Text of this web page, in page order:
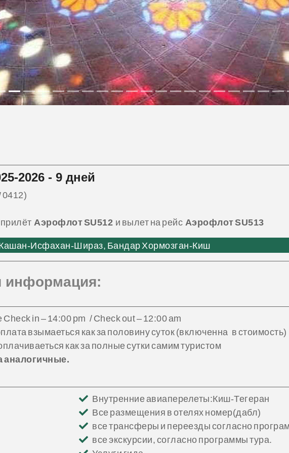
2026 - 9 дней
0412)
Аэрофлот SU512 и вылет на рейс Аэрофлот SU513
Исфахан-Шираз, Бандар Хормозган-Киш
информация:
in – 14:00 pm / Check out – 12:00 am
взымаеться как за половину суток (включенна в стоимость)
как за полные сутки самим туристом
аналогичные.
Внутренние авиаперелеты:Киш-Тегеран
Все размещения в отелях номер(дабл)
все трансферы и переезды согласно
все экскурсии, согласно программы тура.